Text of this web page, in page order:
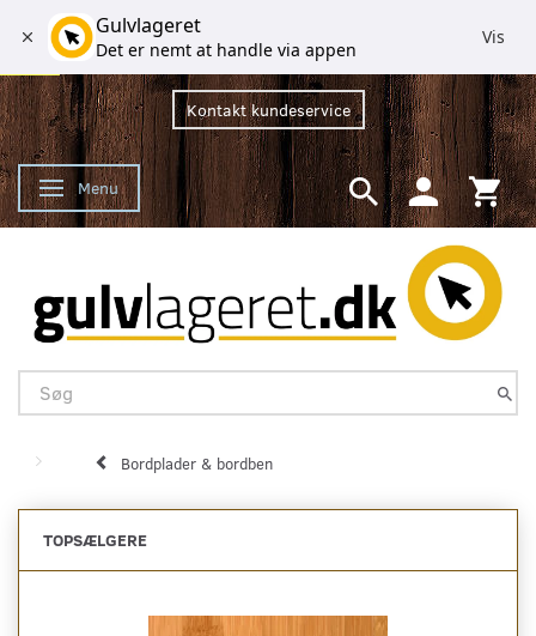
Kontakt kundeservice
Skifte navigation
Menu
Bordplader & bordben
TOPSÆLGERE
Gulvlageret
Det er nemt at handle via appen
Vis